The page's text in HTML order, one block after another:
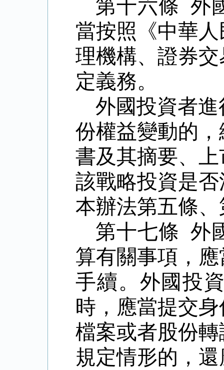
第十六條 外
當按照《中華
理機構、證券
定義務。
外國投資者
份權益變動的
書及其摘要、
該戰略投資是
本辦法第五條
第十七條 外
算有關事項，
手續。外國投
時，應當提交
檔案或者股份
規定情形的，